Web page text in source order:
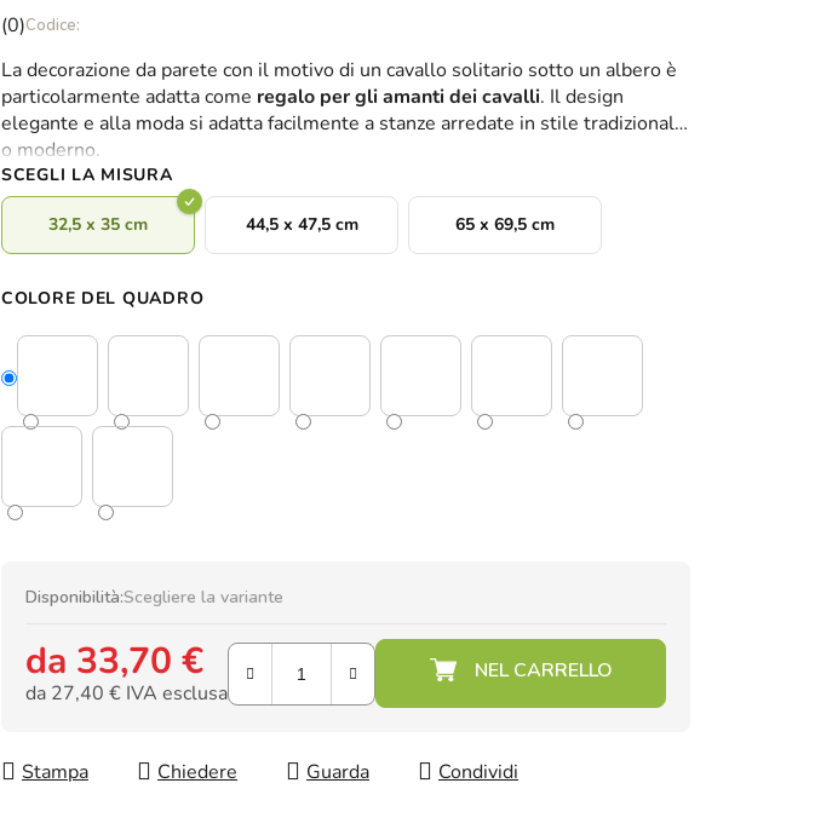
La
media
del
prodotto
è
0,0
su
(0)
La decorazione da parete con il motivo di un cavallo solitario sotto un albero è
particolarmente adatta come regalo per gli amanti dei cavalli. Il design
elegante e alla moda si adatta facilmente a stanze arredate in stile tradizionale
o moderno.
SCEGLI LA MISURA
32,5 x 35 cm 44,5 x 47,5 cm 65 x 69,5 cm
COLORE DEL QUADRO
Disponibilità:Scegliere la variante
da 33,70 €
da 27,40 € IVA esclusa
Stampa
Chiedere Guarda Condividi